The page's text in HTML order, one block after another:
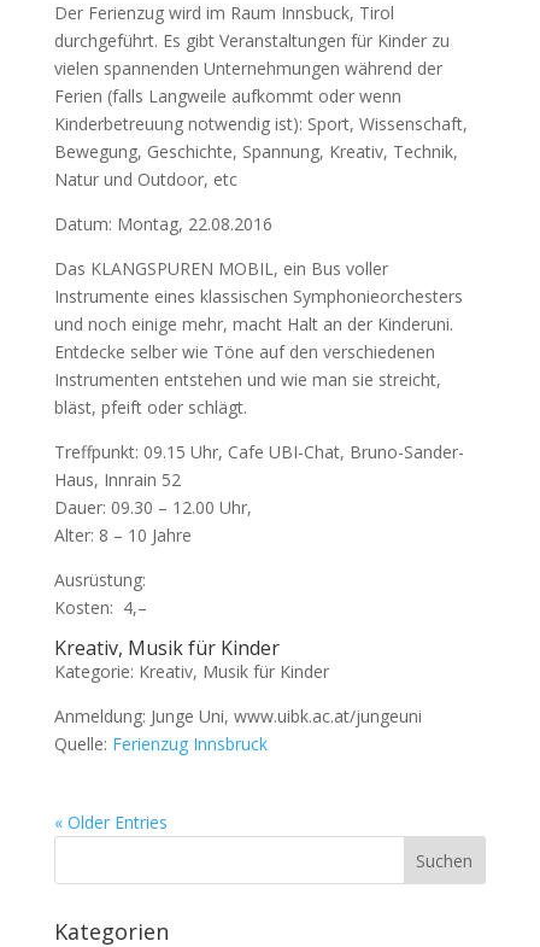
Der Ferienzug wird im Raum Innsbuck, Tirol
durchgeführt. Es gibt Veranstaltungen für Kinder zu
vielen spannenden Unternehmungen während der
Ferien (falls Langweile aufkommt oder wenn
Kinderbetreuung notwendig ist): Sport, Wissenschaft,
Bewegung, Geschichte, Spannung, Kreativ, Technik,
Natur und Outdoor, etc
Datum: Montag, 22.08.2016
Das KLANGSPUREN MOBIL, ein Bus voller
Instrumente eines klassischen Symphonieorchesters
und noch einige mehr, macht Halt an der Kinderuni.
Entdecke selber wie Töne auf den verschiedenen
Instrumenten entstehen und wie man sie streicht,
bläst, pfeift oder schlägt.
Treffpunkt: 09.15 Uhr, Cafe UBI-Chat, Bruno-Sander-
Haus, Innrain 52
Dauer: 09.30 – 12.00 Uhr,
Alter: 8 – 10 Jahre
Ausrüstung:
Kosten:  4,–
Kreativ, Musik für Kinder
Kategorie: Kreativ, Musik für Kinder
Anmeldung: Junge Uni, www.uibk.ac.at/jungeuni
Quelle: Ferienzug Innsbruck
« Older Entries
Kategorien